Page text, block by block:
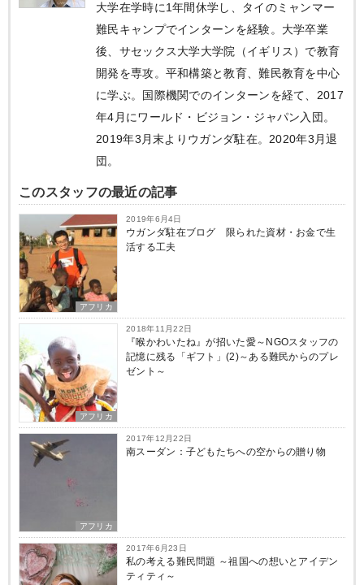
大学在学時に1年間休学し、タイのミャンマー
難民キャンプでインターンを経験。大学卒業
後、サセックス大学大学院（イギリス）で教育
開発を専攻。平和構築と教育、難民教育を中心
に学ぶ。国際機関でのインターンを経て、2017
年4月にワールド・ビジョン・ジャパン入団。
2019年3月末よりウガンダ駐在。2020年3月退
団。
このスタッフの最近の記事
アフリカ
2019年6月4日
ウガンダ駐在ブログ 限られた資材・お金で生
活する工夫
アフリカ
2018年11月22日
『喉かわいたね』が招いた愛～NGOスタッフの
記憶に残る「ギフト」(2)～ある難民からのプレ
ゼント～
アフリカ
2017年12月22日
南スーダン：子どもたちへの空からの贈り物
2017年6月23日
私の考える難民問題 ～祖国への想いとアイデン
ティティ～